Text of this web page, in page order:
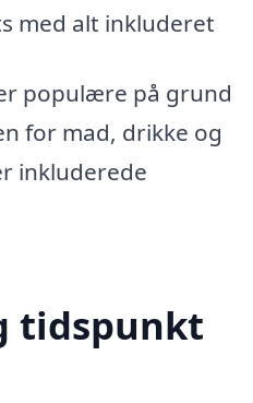
med alt inkluderet
populære på grund
for mad, drikke og
inkluderede
tidspunkt